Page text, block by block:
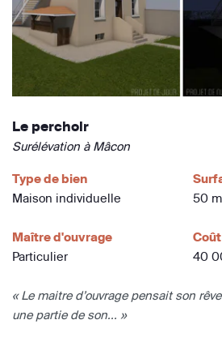
Le perchoir
Surélévation à Mâcon
Type de bien
Maison individuelle
50 m
Maître d'ouvrage
Particulier
40
« Le maitre d’ouvrage pensait son
une partie de son... »